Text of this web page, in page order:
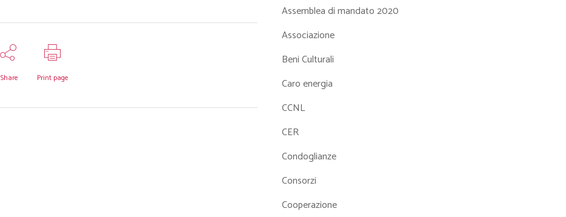
Share Print page
Assemblea di mandato 2020
Associazione
Beni Culturali
Caro energia
CCNL
CER
Condoglianze
Consorzi
Cooperazione